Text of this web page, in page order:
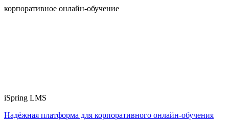
корпоративное онлайн-обучение
iSpring LMS
Надёжная платформа для корпоративного онлайн‑обучения